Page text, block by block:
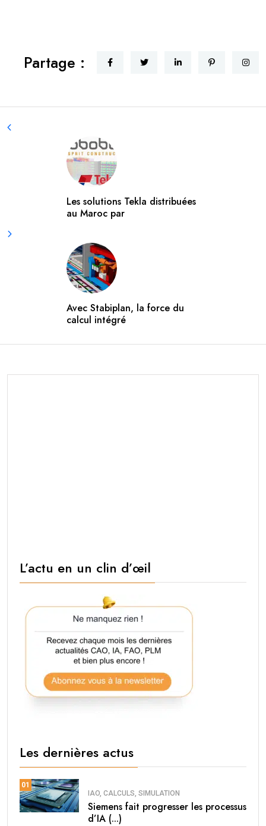
Partage :
Les solutions Tekla distribuées
au Maroc par
Avec Stabiplan, la force du
calcul intégré
L’actu en un clin d’œil
Les dernières actus
01
IAO, CALCULS, SIMULATION
Siemens fait progresser les processus
d’IA (...)